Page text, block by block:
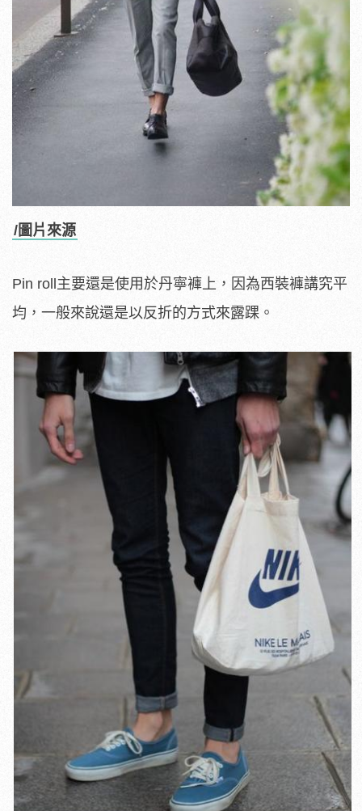
/圖片來源
Pin roll主要還是使用於丹寧褲上，因為西裝褲講究平
均，一般來說還是以反折的方式來露踝。